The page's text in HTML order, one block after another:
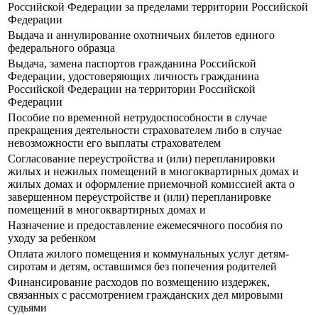
Российской Федерации за пределами территории Российской
Федерации
Выдача и аннулирование охотничьих билетов единого
федерального образца
Выдача, замена паспортов гражданина Российской
Федерации, удостоверяющих личность гражданина
Российской Федерации на территории Российской
Федерации
Пособие по временной нетрудоспособности в случае
прекращения деятельности страхователем либо в случае
невозможности его выплаты страхователем
Согласование переустройства и (или) перепланировки
жилых и нежилых помещений в многоквартирных домах и
жилых домах и оформление приемочной комиссией акта о
завершенном переустройстве и (или) перепланировке
помещений в многоквартирных домах и
Назначение и предоставление ежемесячного пособия по
уходу за ребенком
Оплата жилого помещения и коммунальных услуг детям-
сиротам и детям, оставшимся без попечения родителей
Финансирование расходов по возмещению издержек,
связанных с рассмотрением гражданских дел мировыми
судьями